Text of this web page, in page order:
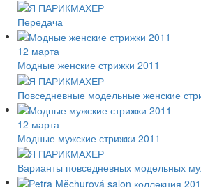
Передача
12 марта
Модные женские стрижки 2011
Повседневные модельные женские
12 марта
Модные мужские стрижки 2011
Варианты повседневных модельных